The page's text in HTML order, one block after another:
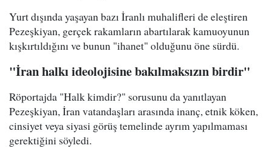
Yurt dışında yaşayan bazı İranlı muhalifleri de eleştiren
Pezeşkiyan, gerçek rakamların abartılarak kamuoyunun
kışkırtıldığını ve bunun "ihanet" olduğunu öne sürdü.
"İran halkı ideolojisine bakılmaksızın birdir"
Röportajda "Halk kimdir?" sorusunu da yanıtlayan
Pezeşkiyan, İran vatandaşları arasında inanç, etnik köken,
cinsiyet veya siyasi görüş temelinde ayrım yapılmaması
gerektiğini söyledi.